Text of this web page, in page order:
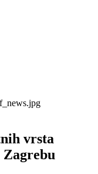
vrsta
Zagrebu